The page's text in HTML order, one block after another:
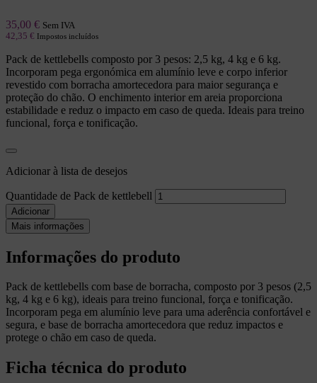
35,00 € Sem IVA
42,35 € Impostos incluídos
Pack de kettlebells composto por 3 pesos: 2,5 kg, 4 kg e 6 kg.
Incorporam pega ergonómica em alumínio leve e corpo inferior
revestido com borracha amortecedora para maior segurança e
proteção do chão. O enchimento interior em areia proporciona
estabilidade e reduz o impacto em caso de queda. Ideais para treino
funcional, força e tonificação.
Adicionar à lista de desejos
Quantidade de Pack de kettlebell
Adicionar
Mais informações
Informações do produto
Pack de kettlebells com base de borracha, composto por 3 pesos (2,5
kg, 4 kg e 6 kg), ideais para treino funcional, força e tonificação.
Incorporam pega em alumínio leve para uma aderência confortável e
segura, e base de borracha amortecedora que reduz impactos e
protege o chão em caso de queda.
Ficha técnica do produto